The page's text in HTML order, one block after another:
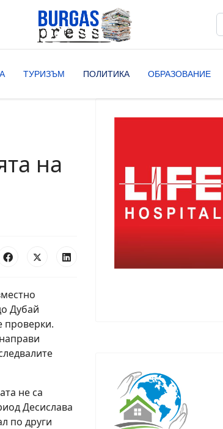
ТУРИЗЪМ ПОЛИТИКА ОБРАЗОВАНИЕ
на
Дубай
проверки.
не са
Десислава
по други